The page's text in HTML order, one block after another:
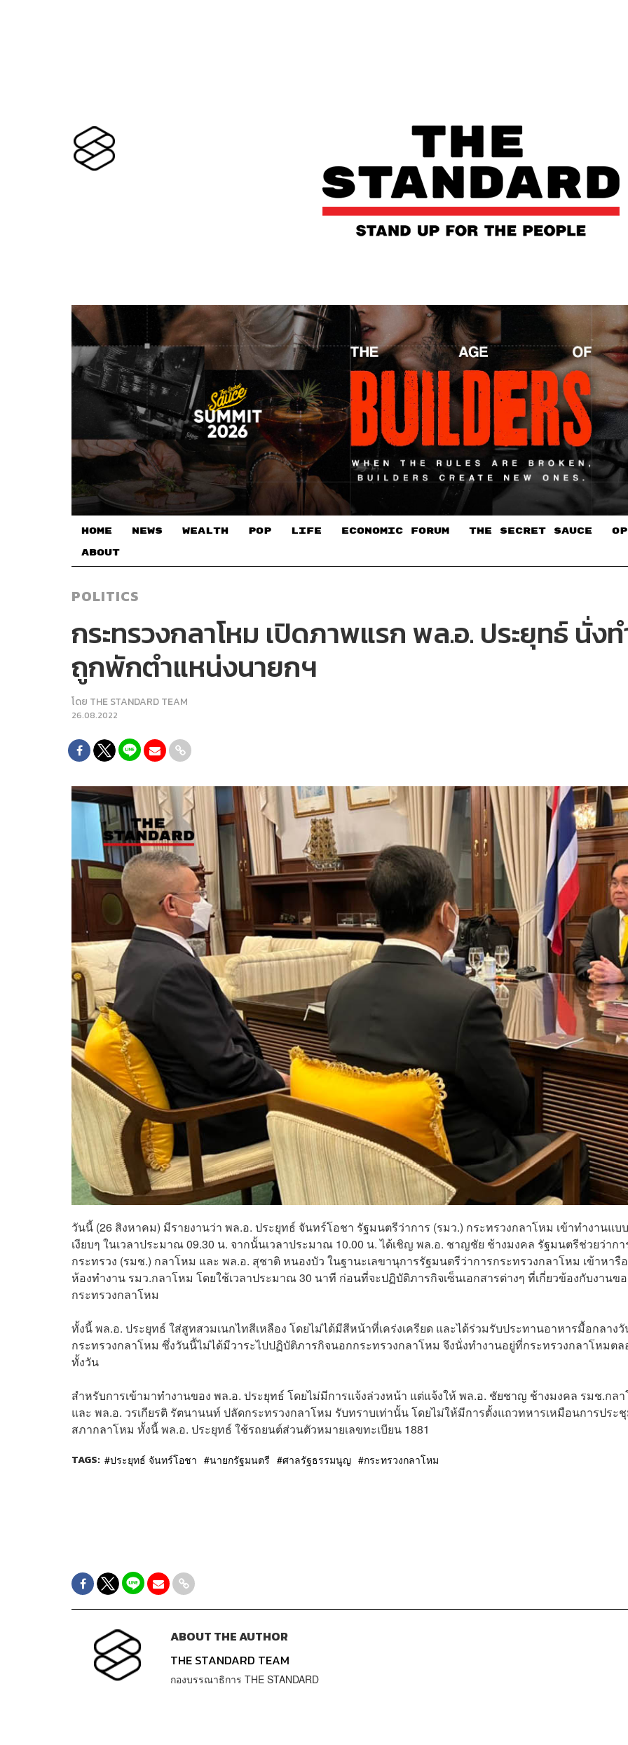
HOME NEWS WEALTH POP LIFE ECONOMIC FORUM THE SECRET SAUCE​
ABOUT
POLITICS
กระทรวงกลาโหม เปิดภาพแรก พล.อ. ประยุทธ์ นั่ง
ถูกพักตำแหน่งนายกฯ
โดย THE STANDARD TEAM
26.08.2022
วันนี้ (26 สิงหาคม) มีรายงานว่า พล.อ. ประยุทธ์ จันทร์โอชา รัฐมนตรีว่าการ (รมว.) กระทรวงกลาโหม เข้าทำงานแบบ
เงียบๆ ในเวลาประมาณ 09.30 น. จากนั้นเวลาประมาณ 10.00 น. ได้เชิญ พล.อ. ชาญชัย ช้างมงคล รัฐมนตรีช่วยว่ากา
กระทรวง (รมช.) กลาโหม และ พล.อ. สุชาติ หนองบัว ในฐานะเลขานุการรัฐมนตรีว่าการกระทรวงกลาโหม เข้าหารื
ห้องทำงาน รมว.กลาโหม โดยใช้เวลาประมาณ 30 นาที ก่อนที่จะปฏิบัติภารกิจเซ็นเอกสารต่างๆ ที่เกี่ยวข้องกับงานข
กระทรวงกลาโหม
ทั้งนี้ พล.อ. ประยุทธ์ ใส่สูทสวมเนกไทสีเหลือง โดยไม่ได้มีสีหน้าที่เคร่งเครียด และได้ร่วมรับประทานอาหารมื้อกลาง
กระทรวงกลาโหม ซึ่งวันนี้ไม่ได้มีวาระไปปฏิบัติภารกิจนอกกระทรวงกลาโหม จึงนั่งทำงานอยู่ที่กระทรวงกลาโหมตล
ทั้งวัน
สำหรับการเข้ามาทำงานของ พล.อ. ประยุทธ์ โดยไม่มีการแจ้งล่วงหน้า แต่แจ้งให้ พล.อ. ชัยชาญ ช้างมงคล รมช.กล
และ พล.อ. วรเกียรติ รัตนานนท์ ปลัดกระทรวงกลาโหม รับทราบเท่านั้น โดยไม่ให้มีการตั้งแถวทหารเหมือนการประ
สภากลาโหม ทั้งนี้ พล.อ. ประยุทธ์ ใช้รถยนต์ส่วนตัวหมายเลขทะเบียน 1881
TAGS: ประยุทธ์ จันทร์โอชา นายกรัฐมนตรี ศาลรัฐธรรมนูญ กระทรวงกลาโหม
ABOUT THE AUTHOR
THE STANDARD TEAM
กองบรรณาธิการ THE STANDARD